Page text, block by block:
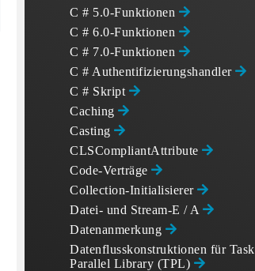
C # 5.0-Funktionen
C # 6.0-Funktionen
C # 7.0-Funktionen
C # Authentifizierungshandler
C # Skript
Caching
Casting
CLSCompliantAttribute
Code-Verträge
Collection-Initialisierer
Datei- und Stream-E / A
Datenanmerkung
Datenflusskonstruktionen für Task
Parallel Library (TPL)